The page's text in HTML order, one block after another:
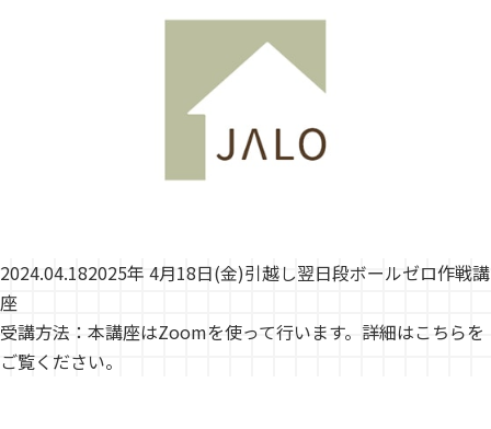
2024.04.182025年 4月18日(金)引越し翌日段ボールゼロ作戦講
座
受講方法：本講座はZoomを使って行います。詳細はこちらを
ご覧ください。